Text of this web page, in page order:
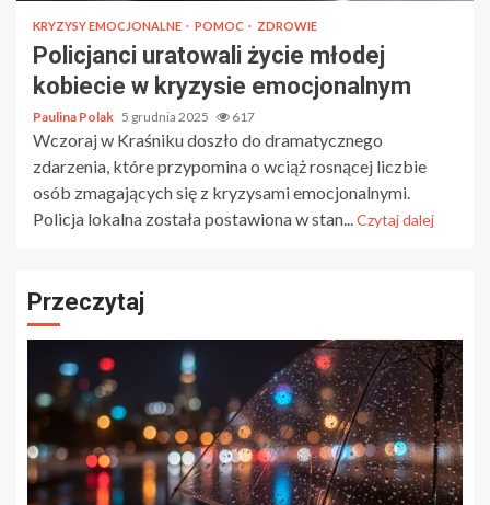
KRYZYSY EMOCJONALNE POMOC ZDROWIE
Policjanci uratowali życie młodej
kobiecie w kryzysie emocjonalnym
Paulina Polak 5 grudnia 2025 617
Wczoraj w Kraśniku doszło do dramatycznego
zdarzenia, które przypomina o wciąż rosnącej liczbie
osób zmagających się z kryzysami emocjonalnymi.
Policja lokalna została postawiona w stan...Czytaj dalej
Przeczytaj